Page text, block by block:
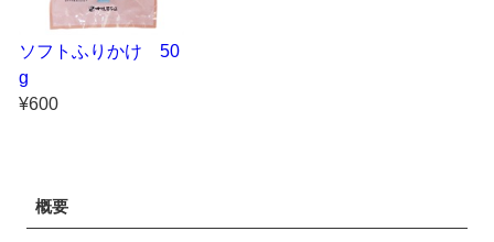
ソフトふりかけ 50
g
¥600
概要